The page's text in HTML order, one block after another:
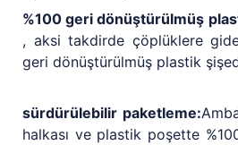
%100 geri dönüştürülmüş
, aksi takdirde çöplüklere
geri dönüştürülmüş plastik
sürdürülebilir paketleme:
halkası ve plastik poşette